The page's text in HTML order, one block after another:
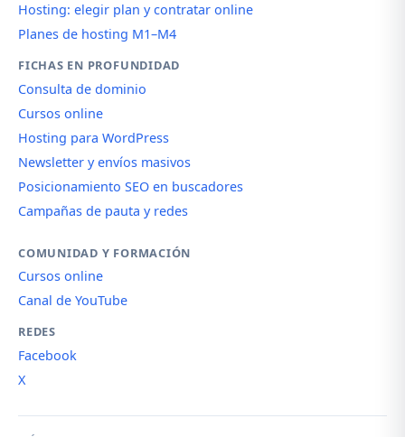
Hosting: elegir plan y contratar online
Planes de hosting M1–M4
FICHAS EN PROFUNDIDAD
Consulta de dominio
Cursos online
Hosting para WordPress
Newsletter y envíos masivos
Posicionamiento SEO en buscadores
Campañas de pauta y redes
COMUNIDAD Y FORMACIÓN
Cursos online
Canal de YouTube
REDES
Facebook
X